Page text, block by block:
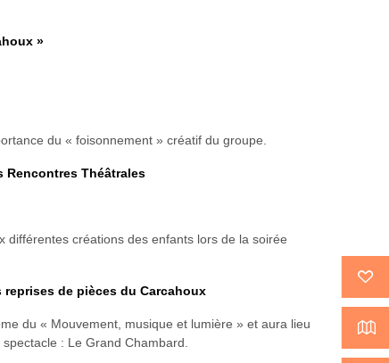
»
du « foisonnement » créatif du groupe.
Rencontres Théâtrales
créations des enfants lors de la soirée
de pièces du Carcahoux
du « Mouvement, musique et lumière » et aura lieu
: Le Grand Chambard.